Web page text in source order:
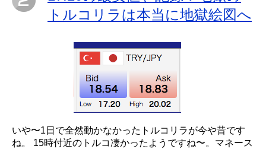
トルコリラは本当に地獄絵図へ
いや〜1日で全然動かなかったトルコリラが今や昔です
ね。 15時付近のトルコ凄かったようですね〜。マネース